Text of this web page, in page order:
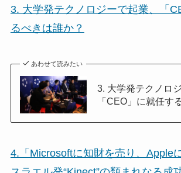
3. 大学発テクノロジーで起業、「
るべきは誰か？
あわせて読みたい
3. 大学発テクノロ
「CEO」に就任す
4.「Microsoftに知財を売り、Apple